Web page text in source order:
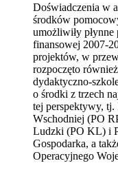
Doświadczenia w
środków
umożliwiły
finansowej 2007-
projektów, w
rozpoczęto
dydaktyczno-
o środki z trzech
tej perspektywy,
Wschodniej (PO
Ludzki (PO KL) i
Gospodarka, a
Operacyjnego